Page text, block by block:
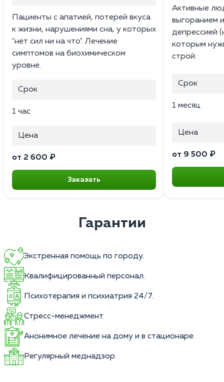
Пациенты с апатией, потерей вкуса
к жизни, нарушениями сна, у которых
"нет сил ни на что". Лечение
симптомов на биохимическом
уровне.
Срок
1 час
Цена
от 2 600 ₽
Заказать
Активные
выгоранием
депрессией
которым
строй.
Срок
1 месяц
Цена
от 9 500 ₽
Гарантии
Экстренная помощь по городу.
Квалифицированный персонал.
Психотерапия и психиатрия 24/7.
Стресс-менеджмент.
Анонимное лечение на дому и в стационаре.
Регулярный меднадзор.